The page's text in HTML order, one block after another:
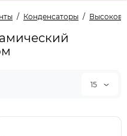
Конденсаторы
15